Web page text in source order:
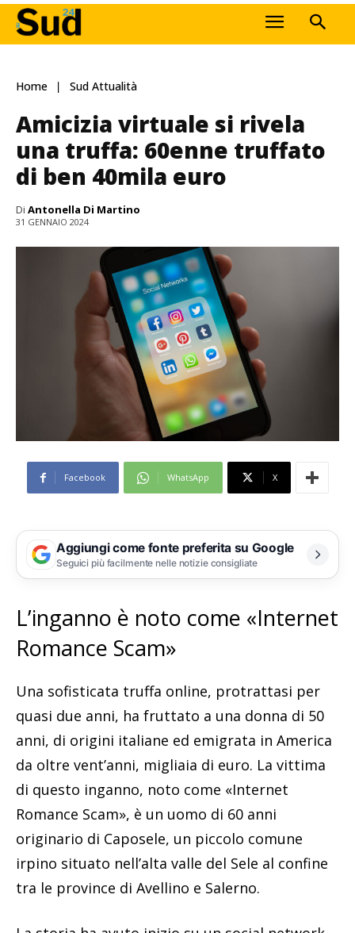
Home Sud Attualità
Amicizia virtuale si rivela
una truffa: 60enne truffato
di ben 40mila euro
Di Antonella Di Martino
31 GENNAIO 2024
Facebook WhatsApp X
Aggiungi come fonte preferita su Google
Seguici più facilmente nelle notizie consigliate
L’inganno è noto come «Internet
Romance Scam»
Una sofisticata truffa online, protrattasi per
quasi due anni, ha fruttato a una donna di 50
anni, di origini italiane ed emigrata in America
da oltre vent’anni, migliaia di euro. La vittima
di questo inganno, noto come «Internet
Romance Scam», è un uomo di 60 anni
originario di Caposele, un piccolo comune
irpino situato nell’alta valle del Sele al confine
tra le province di Avellino e Salerno.